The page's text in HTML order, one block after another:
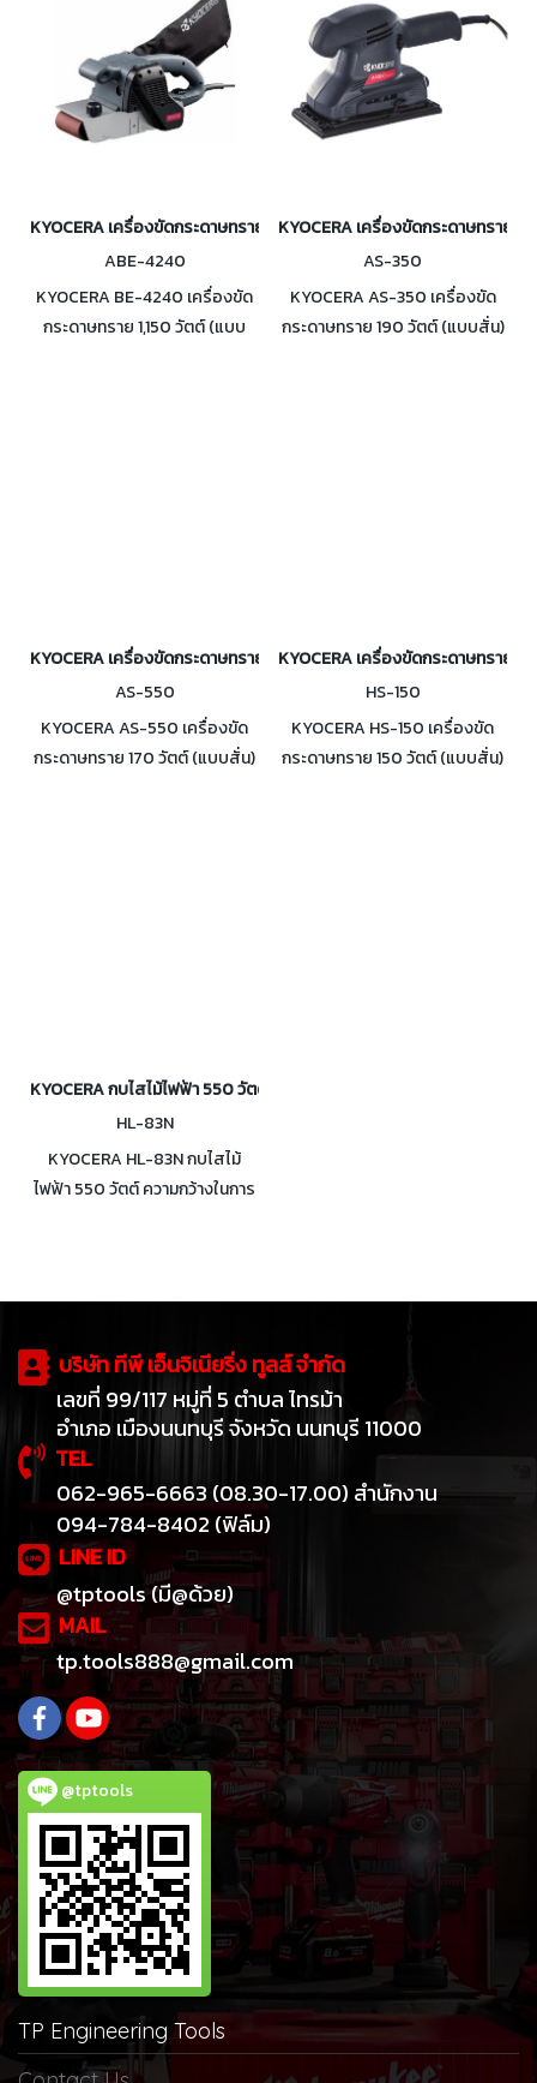
KYOCERA เครื่องขัดกระดาษทรายสายพาน 1150 วัตต์ รุ่น BE-4240
ABE-4240
KYOCERA BE-4240 เครื่องขัด
กระดาษทราย 1,150 วัตต์ (แบบ
KYOCERA เครื่องขัดกระดาษทราย
AS-350
KYOCERA AS-350 เครื่องขัด
กระดาษทราย 190 วัตต์ (แบบสั่น)
KYOCERA เครื่องขัดกระดาษทรายแบบสั่น 170 วัตต์ รุ่น AS-550
AS-550
KYOCERA AS-550 เครื่องขัด
กระดาษทราย 170 วัตต์ (แบบสั่น)
KYOCERA เครื่องขัดกระดาษทรายแ
HS-150
KYOCERA HS-150 เครื่องขัด
กระดาษทราย 150 วัตต์ (แบบสั่น)
KYOCERA กบไสไม้ไฟฟ้า 550 วัตต์ กว้าง 82มม. รุ่น HL-83N
HL-83N
KYOCERA HL-83N กบไสไม้
ไฟฟ้า 550 วัตต์ ความกว้างในการ
บริษัท ทีพี เอ็นจิเนียริ่ง ทูลส์ จำกัด
เลขที่ 99/117 หมู่ที่ 5 ตำบล ไทรม้า
อำเภอ เมืองนนทบุรี จังหวัด นนทบุรี 11000
TEL
062-965-6663 (08.30-17.00) สำนักงาน
094-784-8402 (ฟิล์ม)
LINE ID
@tptools (มี@ด้วย)
MAIL
tp.tools888@gmail.com
@tptools
TP Engineering Tools